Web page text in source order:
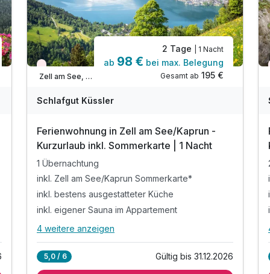
Nur noch Restplätze
Zell am See, Zell am See / Kaprun
2 Tage | 1 Nacht
ab 98 € bei max. Belegung
Gesamt ab 195 €
Schlafgut Küssler
Ferienwohnung in Zell am See/Kaprun -
Kurzurlaub inkl. Sommerkarte | 1 Nacht
1 Übernachtung
inkl. Zell am See/Kaprun Sommerkarte*
inkl. bestens ausgestatteter Küche
inkl. eigener Sauna im Appartement
Alle Inklusivleistungen
4 weitere anzeigen
5,0 / 6 Gültig bis 31.12.2026